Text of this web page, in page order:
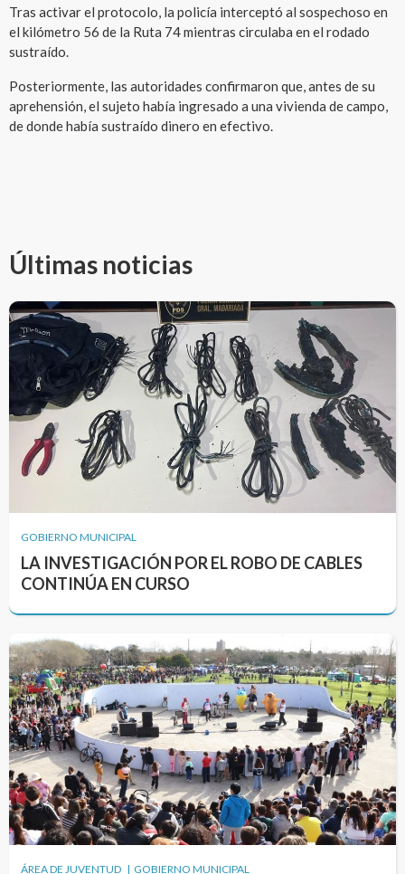
Tras activar el protocolo, la policía interceptó al sospechoso en
el kilómetro 56 de la Ruta 74 mientras circulaba en el rodado
sustraído.
Posteriormente, las autoridades confirmaron que, antes de su
aprehensión, el sujeto había ingresado a una vivienda de campo,
de donde había sustraído dinero en efectivo.
Últimas noticias
GOBIERNO MUNICIPAL
LA INVESTIGACIÓN POR EL ROBO DE CABLES
CONTINÚA EN CURSO
ÁREA DE JUVENTUD | GOBIERNO MUNICIPAL